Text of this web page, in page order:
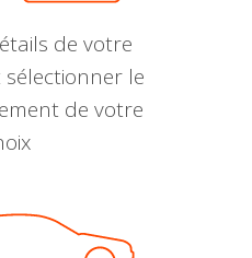
de votre
le
de votre